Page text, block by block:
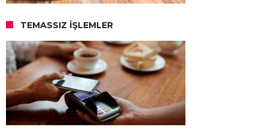
TEMASSIZ İŞLEMLER